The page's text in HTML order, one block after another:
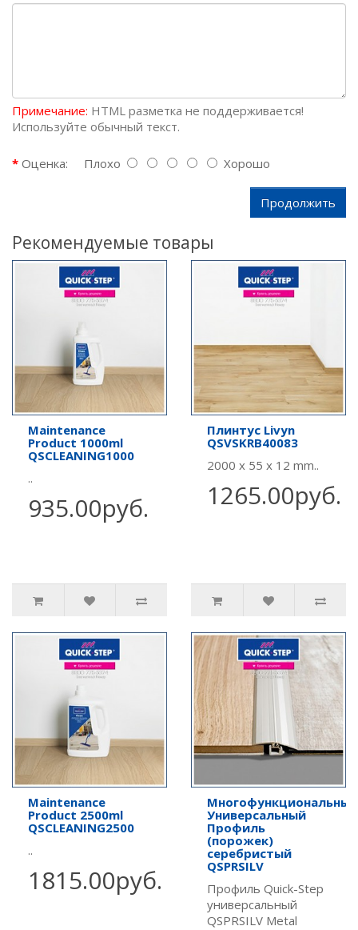
Примечание: HTML разметка не поддерживается!
Используйте обычный текст.
Оценка: Плохо Хорошо
Продолжить
Рекомендуемые товары
Maintenance
Product 1000ml
QSCLEANING1000
..
935.00руб.
Плинтус Livyn
QSVSKRB40083
2000 x 55 x 12 mm..
1265.00руб.
Maintenance
Product 2500ml
QSCLEANING2500
..
1815.00руб.
Многофункциональный
Универсальный
Профиль
(порожек)
серебристый
QSPRSILV
Профиль Quick-Step
универсальный
QSPRSILV Metal